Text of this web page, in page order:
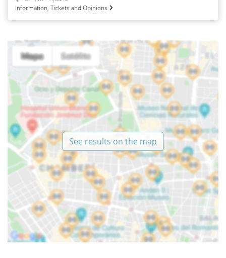
Information, Tickets and Opinions
See results on the map